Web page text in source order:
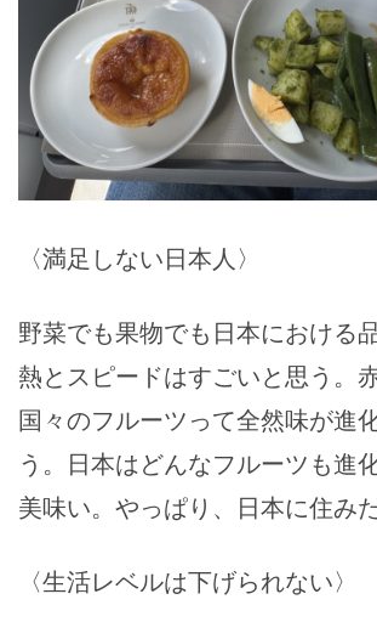
〈満足しない日本人〉
野菜でも果物でも日本における
熱とスピードはすごいと思う。
国々のフルーツって全然味が進
う。日本はどんなフルーツも進
美味い。やっぱり、日本に住みた
〈生活レベルは下げられない〉